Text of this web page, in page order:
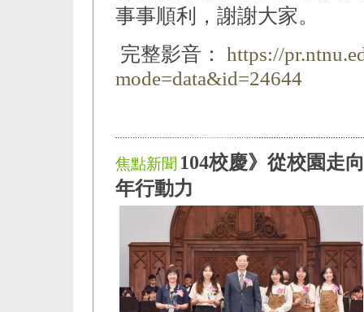
事事順利，謝謝大家。
完整影音：
https://
mode=data&id=24644
焦點新聞 104校慶》從校園走
年行動力